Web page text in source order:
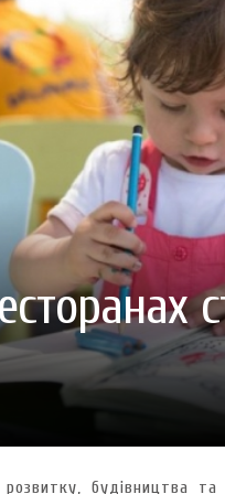
що смакує до чаю:
Солодкий настрій у кожному
запускає космічний
Пивоколада від MAUDAU: як
Який алкоголь підходить
ІДЕАЛЬНИЙ ДАЙКІРІ
розвитку, будівництва